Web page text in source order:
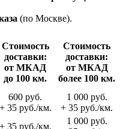
(по Москве).
Стои­мость
доставки:
от МКАД
до 100 км.
Стои­мость
доставки:
от МКАД
более 100 км.
600 руб.
+ 35 руб./км.
1 000 руб.
+ 35 руб./км.
+ 35 руб./км.
1 000 руб.